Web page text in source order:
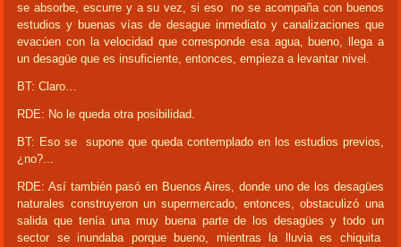
se absorbe, escurre y a su vez, si eso no se acompaña con buenos
estudios y buenas vías de desague inmediato y canalizaciones que
evacúen con la velocidad que corresponde esa agua, bueno, llega a
un desagüe que es insuficiente, entonces, empieza a levantar nivel.
BT: Claro…
RDE: No le queda otra posibilidad.
BT: Eso se supone que queda contemplado en los estudios previos,
¿no?...
RDE: Así también pasó en Buenos Aires, donde uno de los desagües
naturales construyeron un supermercado, entonces, obstaculizó una
salida que tenía una muy buena parte de los desagües y todo un
sector se inundaba porque bueno, mientras la lluvia es chiquita